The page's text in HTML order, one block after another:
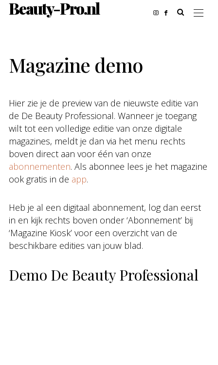
Beauty-Pro.nl
Magazine demo
Hier zie je de preview van de nieuwste editie van
de De Beauty Professional. Wanneer je toegang
wilt tot een volledige editie van onze digitale
magazines, meldt je dan via het menu rechts
boven direct aan voor één van onze
abonnementen. Als abonnee lees je het magazine
ook gratis in de app.
Heb je al een digitaal abonnement, log dan eerst
in en kijk rechts boven onder ‘Abonnement’ bij
‘Magazine Kiosk’ voor een overzicht van de
beschikbare edities van jouw blad.
Demo De Beauty Professional